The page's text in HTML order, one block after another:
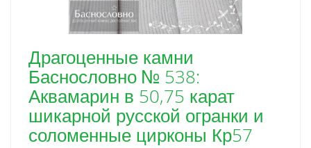
Драгоценные камни
Баснословно № 538:
Аквамарин в 50,75 карат
шикарной русской огранки и
соломенные цирконы Кр57